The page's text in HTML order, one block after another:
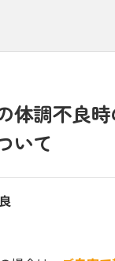
体調不良時
いて